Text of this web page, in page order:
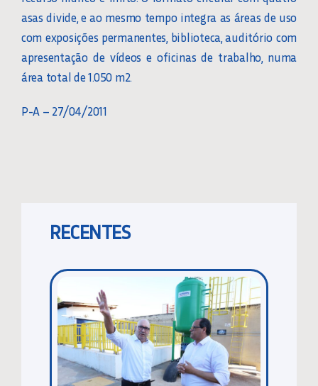
asas divide, e ao mesmo tempo integra as áreas de uso
com exposições permanentes, biblioteca, auditório com
apresentação de vídeos e oficinas de trabalho, numa
área total de 1.050 m2.
P-A – 27/04/2011
RECENTES